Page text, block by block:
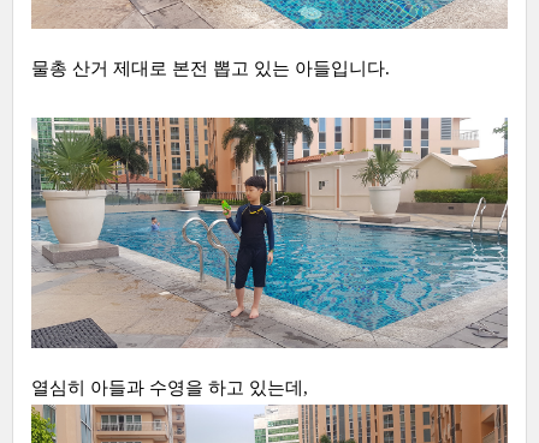
물총 산거 제대로 본전 뽑고 있는 아들입니다.
열심히 아들과 수영을 하고 있는데,